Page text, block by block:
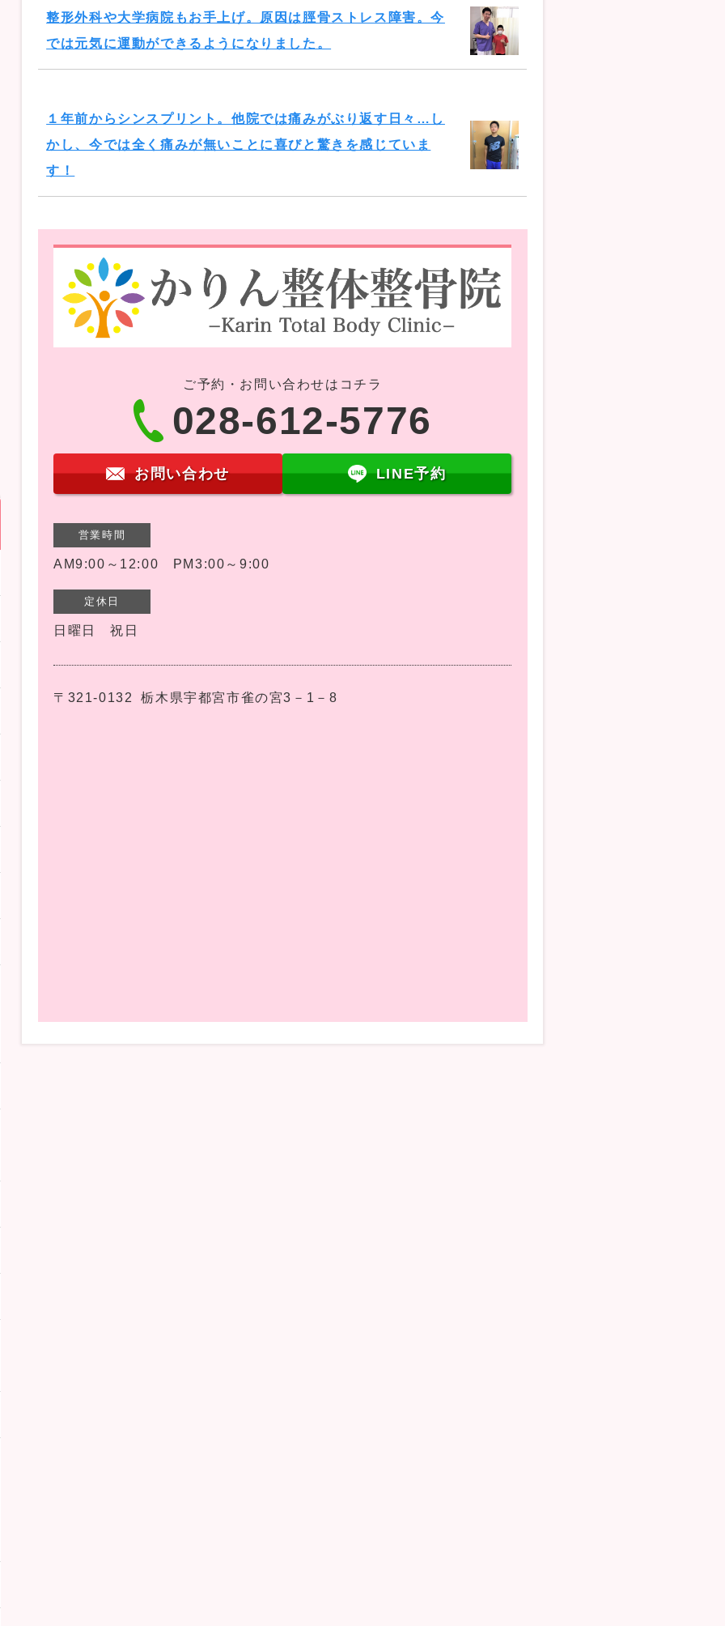
整形外科や大学病院もお手上げ。原因は脛骨ストレス障害。今
では元気に運動ができるようになりました。
１年前からシンスプリント。他院では痛みがぶり返す日々…し
かし、今では全く痛みが無いことに喜びと驚きを感じていま
す！
ご予約・お問い合わせはコチラ
028-612-5776
お問い合わせ LINE予約
営業時間
AM9:00～12:00 PM3:00～9:00
定休日
日曜日 祝日
〒321-0132 栃木県宇都宮市雀の宮3－1－8